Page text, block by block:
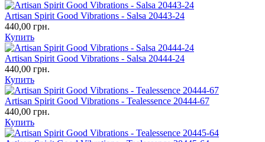
Artisan Spirit Good Vibrations - Salsa 20443-24
440,00 грн.
Купить
Artisan Spirit Good Vibrations - Salsa 20444-24
440,00 грн.
Купить
Artisan Spirit Good Vibrations - Tealessence 20444-67
440,00 грн.
Купить